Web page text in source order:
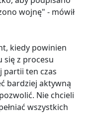
wojnę" - mówił
kiedy powinien
się z procesu
partii ten czas
bardziej aktywną
Nie chcieli
wszystkich